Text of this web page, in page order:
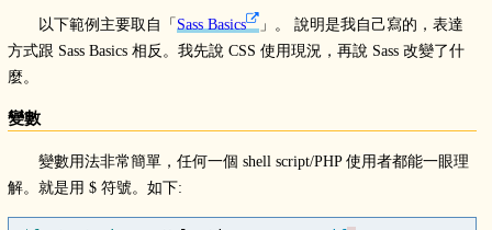
以下範例主要取自「 Sass Basics
」。 說明是我自己寫的，表達
方式跟 Sass Basics 相反。我先說 CSS 使用現況，再說 Sass 改變了什
麼。
變數
變數用法非常簡單，任何一個 shell script/PHP 使用者都能一眼理
解。就是用 $ 符號。如下: